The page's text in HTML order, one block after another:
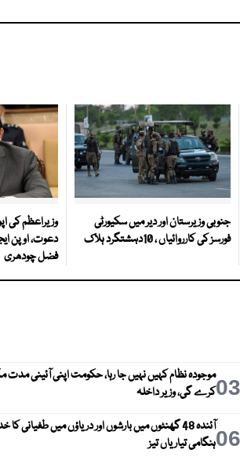
جنوبی وزیرستان اور دیر میں سکیورٹی
فورسز کی کارروائیاں ، 10دہشتگرد ہلاک
وزیراعظم کی
دعوت، اوپن
فضل چودھری
03موجودہ نظام کہیں نہیں جا رہا، حکومت اپنی آئینی
کرے گی، وزیر داخلہ
06
آئندہ 48 گھنٹوں میں بارشوں اور دریاؤں میں طغیانی کا
ہنگامی تیاریاں تیز